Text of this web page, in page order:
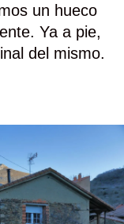
un hueco
Ya a pie,
del mismo.